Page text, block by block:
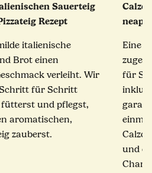
Sauerteig
Rezept
italienische
Brot einen
verleiht. Wir
für Schritt
und pflegst,
aromatischen,
zauberst.
Eine
für
und